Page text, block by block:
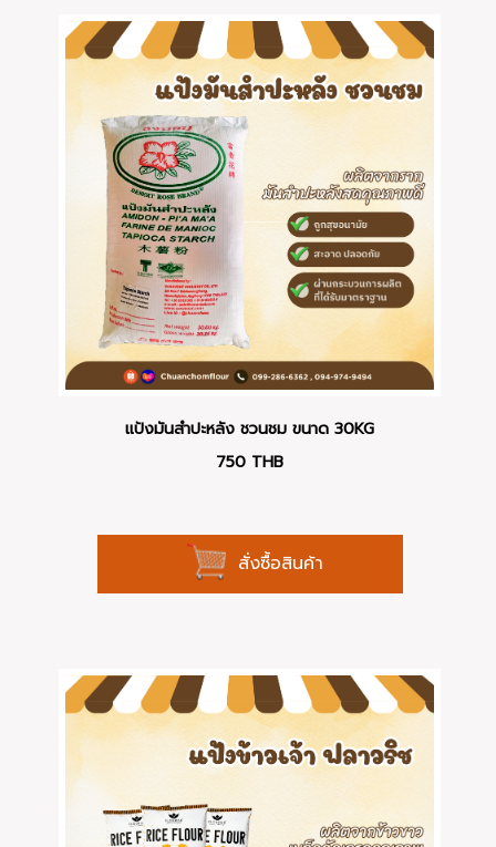
แป้งมันสำปะหลัง ชวนชม ขนาด 30KG
750 THB
สั่งซื้อสินค้า